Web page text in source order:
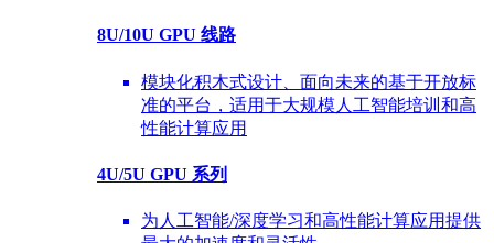
8U/10U GPU 线路
模块化积木式设计、面向未来的基于开放标
准的平台，适用于大规模人工智能培训和高
性能计算应用
4U/5U GPU 系列
为人工智能/深度学习和高性能计算应用提供